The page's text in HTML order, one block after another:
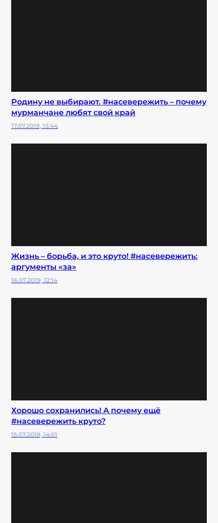
Родину не выбирают. #насевережить – почему
мурманчане любят свой край
17.07.2019, 13:44
Жизнь – борьба, и это круто! #насевережить:
аргументы «за»
16.07.2019, 12:14
Хорошо сохранились! А почему ещё
#насевережить круто?
15.07.2019, 14:01